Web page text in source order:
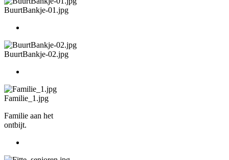
BuurtBankje-01.jpg
BuurtBankje-02.jpg
Familie_1.jpg
Familie aan het
ontbijt.